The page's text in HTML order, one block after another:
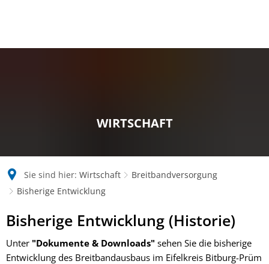
WIRTSCHAFT
Sie sind hier: Wirtschaft
Breitbandversorgung
Bisherige Entwicklung
Bisherige
Entwicklung
Bisherige Entwicklung (Historie)
Unter "Dokumente & Downloads" sehen Sie die bisherige
Entwicklung des Breitbandausbaus im Eifelkreis Bitburg-Prüm